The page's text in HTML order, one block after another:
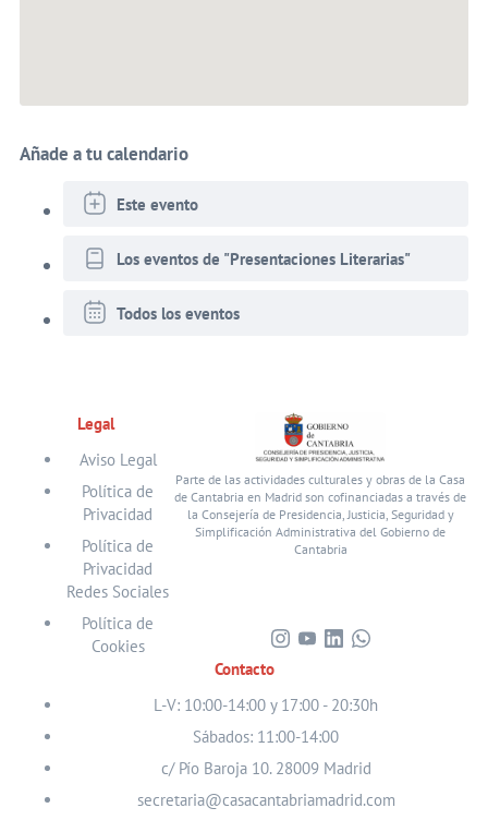
Añade a tu calendario
Este evento
Los eventos de "Presentaciones Literarias"
Todos los eventos
Legal
Aviso Legal
Política de
Privacidad
Política de
Privacidad
Redes Sociales
Política de
Cookies
Parte de las actividades culturales y obras de la Casa
de Cantabria en Madrid son cofinanciadas a través de
la Consejería de Presidencia, Justicia, Seguridad y
Simplificación Administrativa del Gobierno de
Cantabria
Visita
perfil
en
Instagram
Visita
perfil
en
Youtube
Visita
perfil
en
Linkedin
Visita
perfil
WhatsApp
Contacto
L-V: 10:00-14:00 y 17:00 - 20:30h
Sábados: 11:00-14:00
c/ Pío Baroja 10. 28009 Madrid
secretaria@casacantabriamadrid.com